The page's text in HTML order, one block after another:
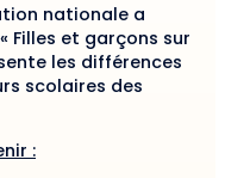
nationale a
Filles et garçons sur
les différences
scolaires des
: